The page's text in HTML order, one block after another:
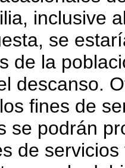
inclusive
se
de la
descanso.
fines de
se podrán
de